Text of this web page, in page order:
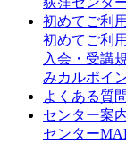
初めてご利
初めてご利
入会・受講
みカルポイ
よくある質問
センター案
センター